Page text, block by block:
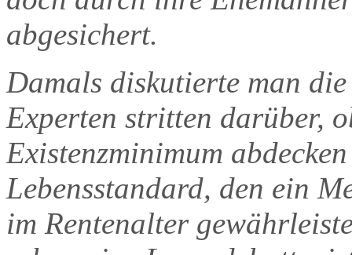
abgesichert.
Damals diskutierte man
Experten stritten darüber,
Existenzminimum
Lebensstandard, den ein
im Rentenalter